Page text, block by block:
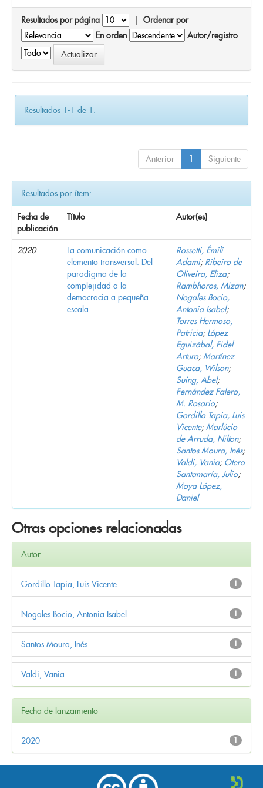
Resultados por página | Ordenar por
En orden
Autor/registro
Resultados 1-1 de 1.
Anterior 1 Siguiente
Resultados por ítem:
Fecha de
publicación
Título Autor(es)
2020
La comunicación como
elemento transversal. Del
paradigma de la
complejidad a la
democracia a pequeña
escala
Rossetti, Êmili
Adami; Ribeiro de
Oliveira, Eliza;
Rambhoros, Mizan;
Nogales Bocio,
Antonia Isabel;
Torres Hermoso,
Patricia; López
Eguizábal, Fidel
Arturo;Martínez
Guaca, Wilson;
Suing, Abel;
Fernández Falero,
M. Rosario;
Gordillo Tapia, Luis
Vicente;Marlúcio
de Arruda, Nilton;
Santos Moura, Inés;
Valdi, Vania; Otero
Santamaría, Julio;
Moya López,
Daniel
Otras opciones relacionadas
Autor
1
Gordillo Tapia, Luis Vicente
1
Nogales Bocio, Antonia Isabel
1
Santos Moura, Inés
1
Valdi, Vania
Fecha de lanzamiento
1
2020